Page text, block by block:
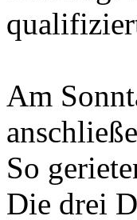
Am
So
Die drei